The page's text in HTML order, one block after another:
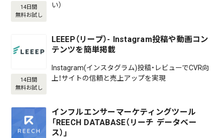
14日間
無料お試し
い）
14日間
無料お試し
LEEEP（リープ）- Instagram投稿や動画コン
テンツを簡単掲載
Instagram(インスタグラム)投稿・レビューでCVR向
上！サイトの信頼と売上アップを実現
インフルエンサーマーケティングツール
「REECH DATABASE（リーチ データベー
ス）」